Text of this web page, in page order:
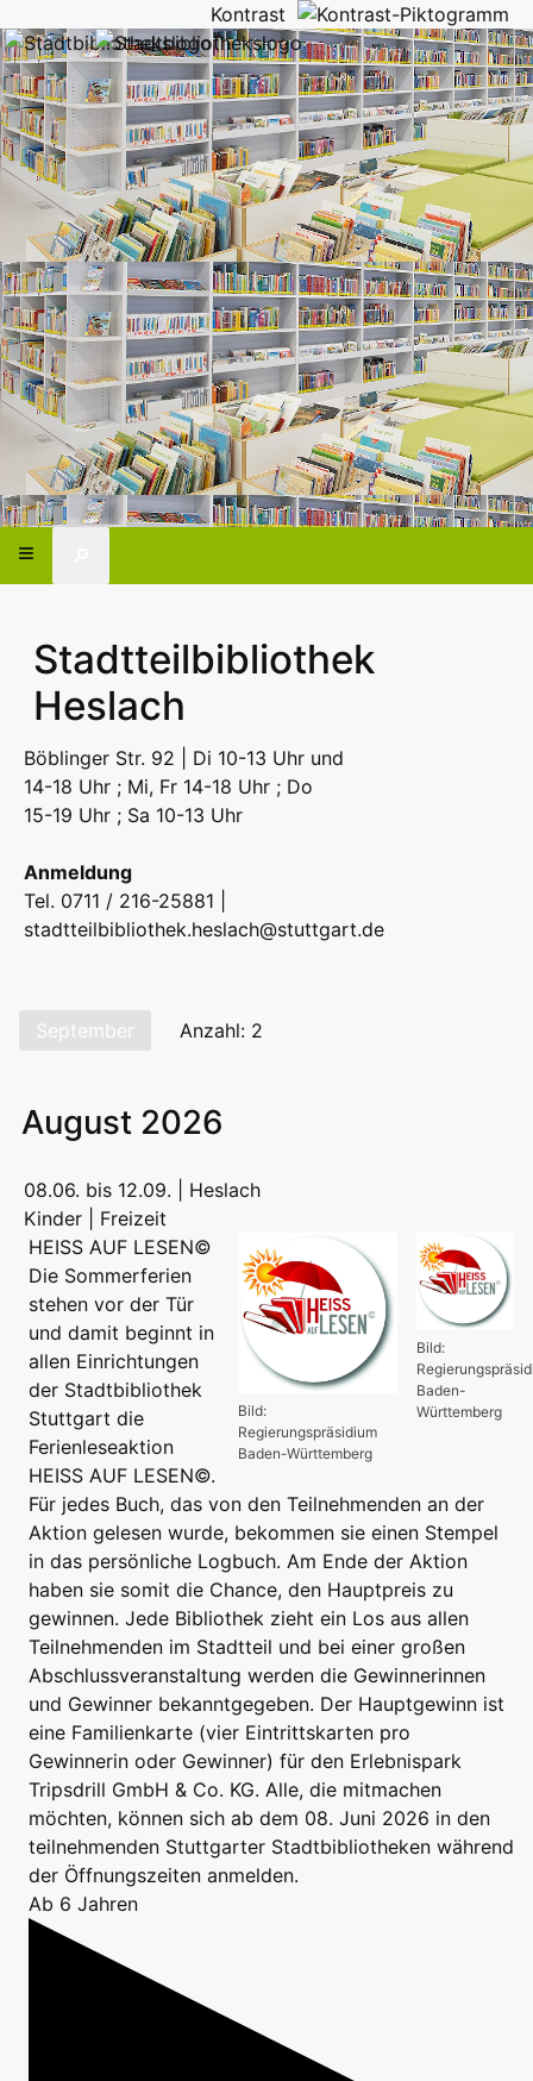
Kontrast
Stadtteilbibliothek
Heslach
Böblinger Str. 92 | Di 10-13 Uhr und
14-18 Uhr ; Mi, Fr 14-18 Uhr ; Do
15-19 Uhr ; Sa 10-13 Uhr
Anmeldung
Tel. 0711 / 216-25881 |
stadtteilbibliothek.heslach@stuttgart.de
September Anzahl: 2
August 2026
08.06. bis 12.09. | Heslach
Kinder | Freizeit
Bild:
Baden-
Württemberg
Bild:
Regierungspräsidium
Baden-Württemberg
HEISS AUF LESEN©
Die Sommerferien
stehen vor der Tür
und damit beginnt in
allen Einrichtungen
der Stadtbibliothek
Stuttgart die
Ferienleseaktion
HEISS AUF LESEN©.
Für jedes Buch, das von den Teilnehmenden an der
Aktion gelesen wurde, bekommen sie einen Stempel
in das persönliche Logbuch. Am Ende der Aktion
haben sie somit die Chance, den Hauptpreis zu
gewinnen. Jede Bibliothek zieht ein Los aus allen
Teilnehmenden im Stadtteil und bei einer großen
Abschlussveranstaltung werden die Gewinnerinnen
und Gewinner bekanntgegeben. Der Hauptgewinn ist
eine Familienkarte (vier Eintrittskarten pro
Gewinnerin oder Gewinner) für den Erlebnispark
Tripsdrill GmbH & Co. KG. Alle, die mitmachen
möchten, können sich ab dem 08. Juni 2026 in den
teilnehmenden Stuttgarter Stadtbibliotheken während
der Öffnungszeiten anmelden.
Ab 6 Jahren